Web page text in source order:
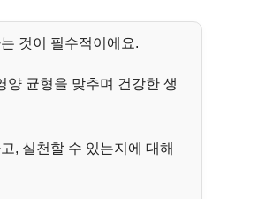
것이 필수적이에요.
양 균형을 맞추며 건강한 생
, 실천할 수 있는지에 대해